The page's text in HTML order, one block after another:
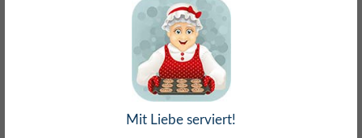
30 Tage Rückgaberecht
ohne Risiko bestellen
– Frag den Profi!
kostenlos und persönlich
Über 20+ Jahre Erfahrung
wir wissen von was wir sprechen
Mit Liebe serviert!